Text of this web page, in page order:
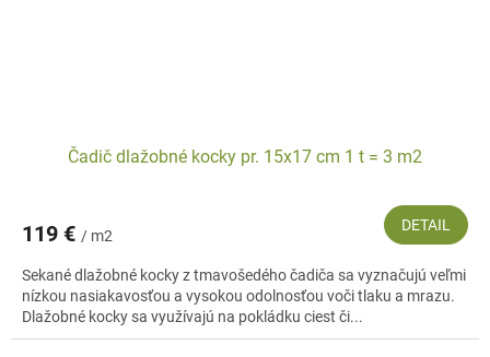
Čadič dlažobné kocky pr. 15x17 cm 1 t = 3 m2
119 € / m2
DETAIL
Sekané dlažobné kocky z tmavošedého čadiča sa vyznačujú veľmi
nízkou nasiakavosťou a vysokou odolnosťou voči tlaku a mrazu.
Dlažobné kocky sa využívajú na pokládku ciest či...